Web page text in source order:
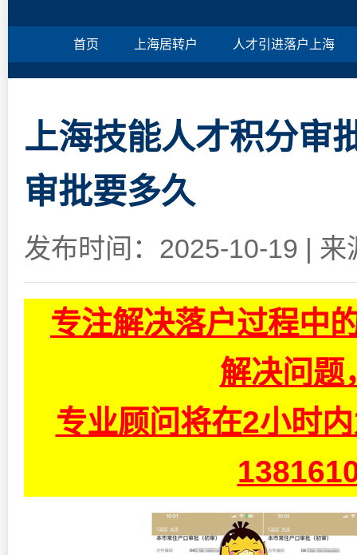
首页 上海居转户 人才引进落户上海
上海技能人才积分审
审批要多久
发布时间：2025-10-19 | 来
专注解决落户过程中
解决问题
专业顾问将在2小时